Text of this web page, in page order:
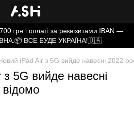
грн і оплаті за реквізитами IBAN —
ВСЕ БУДЕ УКРАЇНА!🇺🇦
iPad Air з 5G вийде навесні 2022
5G вийде навесні